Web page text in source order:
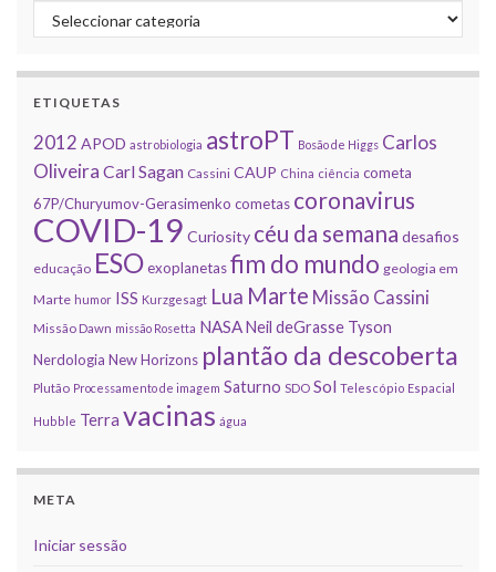
Categorias
ETIQUETAS
2012 APOD astrobiologia astroPT Bosão de Higgs Carlos
Oliveira Carl Sagan Cassini CAUP China ciência cometa
67P/Churyumov-Gerasimenko cometas coronavirus
COVID-19 Curiosity céu da semana desafios
educação ESOexoplanetasfim do mundo geologia em
Marte humor ISS Kurzgesagt Lua Marte Missão Cassini
Missão Dawn missão Rosetta NASA Neil deGrasse Tyson
Nerdologia New Horizons plantão da descoberta
Plutão Processamento de imagem Saturno SDO Sol Telescópio Espacial
Hubble Terra vacinas água
META
Iniciar sessão